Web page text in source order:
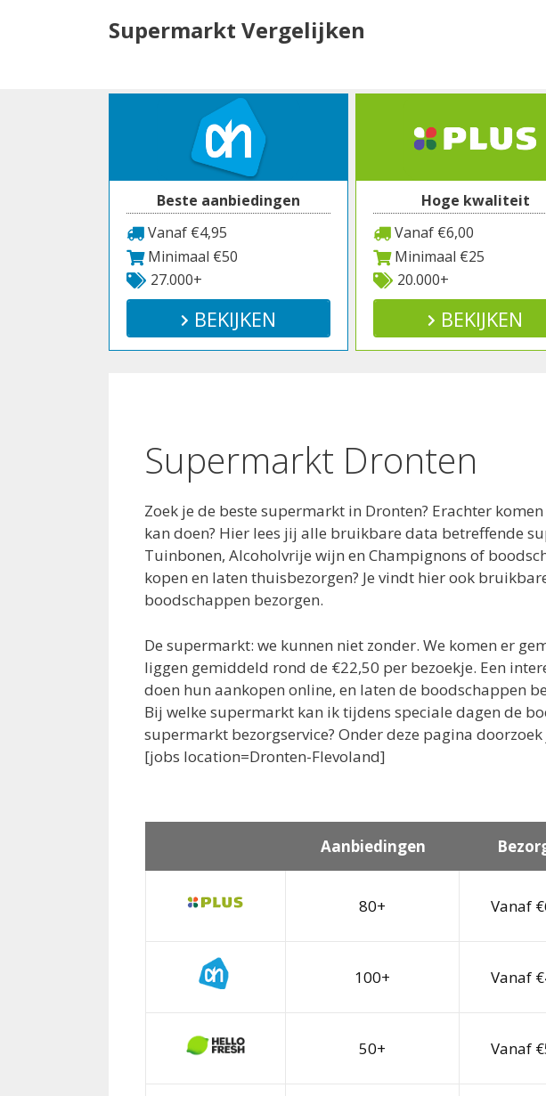
Supermarkt Vergelijken
Beste aanbiedingen
Vanaf €4,95
Minimaal €50
27.000+
BEKIJKEN
Hoge kwaliteit
Vanaf €6,00
Minimaal €25
20.000+
BEKIJKEN
Supermarkt Dronten
Zoek je de beste supermarkt in Dronten? Erachter
kan doen? Hier lees jij alle bruikbare data betreffende
Tuinbonen, Alcoholvrije wijn en Champignons of
kopen en laten thuisbezorgen? Je vindt hier ook
boodschappen bezorgen.
De supermarkt: we kunnen niet zonder. We komen er
liggen gemiddeld rond de €22,50 per bezoekje. Een
doen hun aankopen online, en laten de boodschappen
Bij welke supermarkt kan ik tijdens speciale dagen de
supermarkt bezorgservice? Onder deze pagina
[jobs location=Dronten-Flevoland]
Aanbiedingen
80+ Vanaf
100+ Vanaf
50+ Vanaf